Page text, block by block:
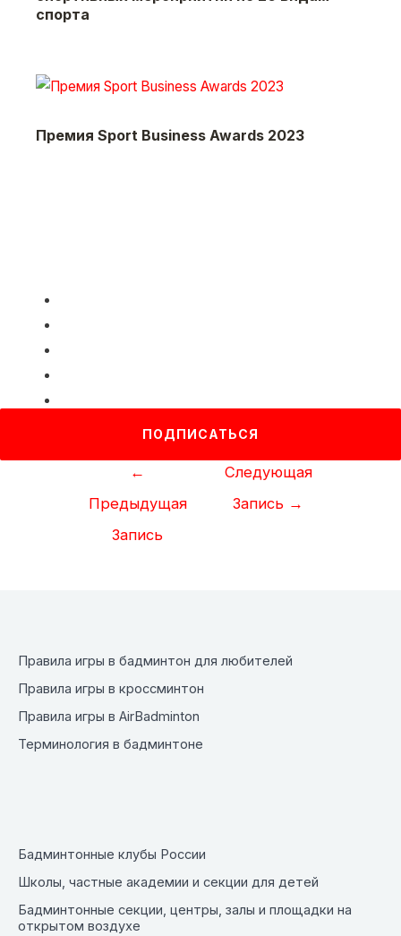
спорта
Премия Sport Business Awards 2023
Навигация
по
записям
←
Предыдущая
Запись
Следующая
Запись →
Правила игры в бадминтон для любителей
Правила игры в кроссминтон
Правила игры в AirBadminton
Терминология в бадминтоне
Бадминтонные клубы России
Школы, частные академии и секции для детей
Бадминтонные секции, центры, залы и площадки на
открытом воздухе
ПОДПИСАТЬСЯ